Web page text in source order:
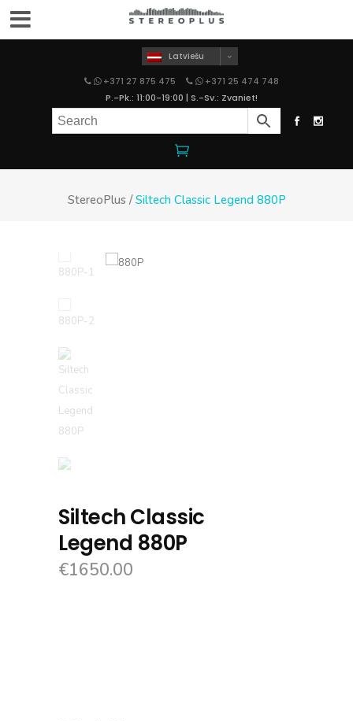
Latviešu
+371 27 875 475
+371 25 474 748
P.-Pk.: 11:00-19:00 | S.-Sv.: Zvaniet!
StereoPlus/Siltech Classic Legend 880P
Siltech Classic
Legend 880P
€1650.00